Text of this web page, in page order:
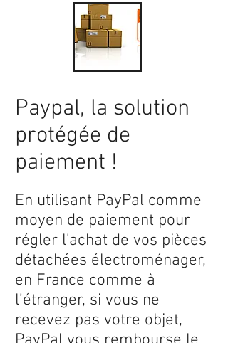
Paypal, la solution
protégée de
paiement !
En utilisant PayPal comme
moyen de paiement pour
régler l'achat de vos pièces
détachées électroménager,
en France comme à
l’étranger, si vous ne
recevez pas votre objet,